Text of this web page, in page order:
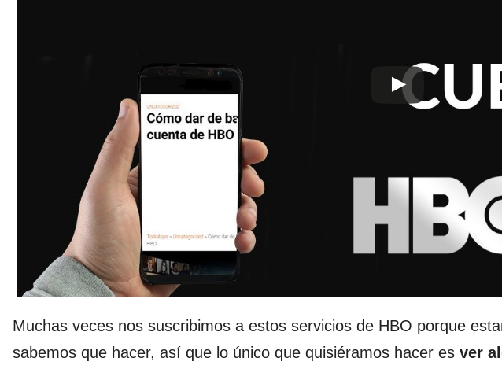
Muchas veces nos suscribimos a estos servicios de HBO porque
sabemos que hacer, así que lo único que quisiéramos hacer es ver